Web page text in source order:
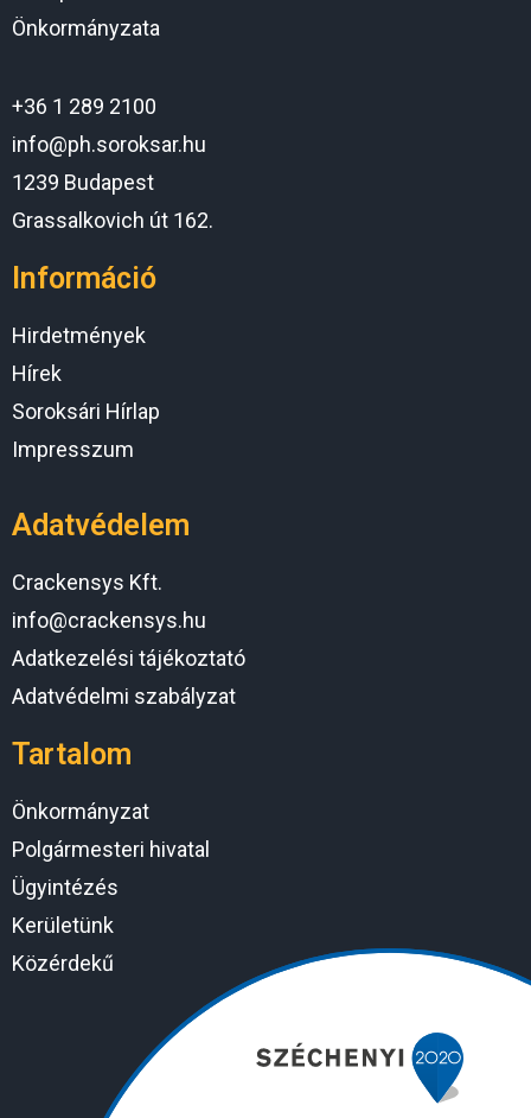
Önkormányzata
+36 1 289 2100
info@ph.soroksar.hu
1239 Budapest
Grassalkovich út 162.
Információ
Hirdetmények
Hírek
Soroksári Hírlap
Impresszum
Adatvédelem
Crackensys Kft.
info@crackensys.hu
Adatkezelési tájékoztató
Adatvédelmi szabályzat
Tartalom
Önkormányzat
Polgármesteri hivatal
Ügyintézés
Kerületünk
Közérdekű